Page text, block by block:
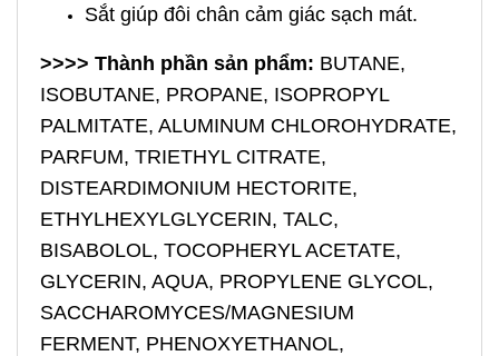
Sắt giúp đôi chân cảm giác sạch mát.
>>>> Thành phần sản phẩm: BUTANE,
ISOBUTANE, PROPANE, ISOPROPYL
PALMITATE, ALUMINUM CHLOROHYDRATE,
PARFUM, TRIETHYL CITRATE,
DISTEARDIMONIUM HECTORITE,
ETHYLHEXYLGLYCERIN, TALC,
BISABOLOL, TOCOPHERYL ACETATE,
GLYCERIN, AQUA, PROPYLENE GLYCOL,
SACCHAROMYCES/MAGNESIUM
FERMENT, PHENOXYETHANOL,